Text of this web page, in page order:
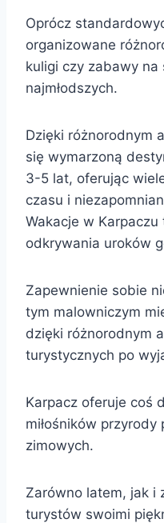
Oprócz
organizowane
kuligi czy zabawy
najmłodszych.
Dzięki różnorodnym
się wymarzoną
3-5 lat, oferując
czasu i
Wakacje w Karpaczu
odkrywania uroków
Zapewnienie sobie
tym malowniczym
dzięki różnorodnym
turystycznych po
Karpacz oferuje coś
miłośników
zimowych.
Zarówno latem, jak i
turystów swoimi